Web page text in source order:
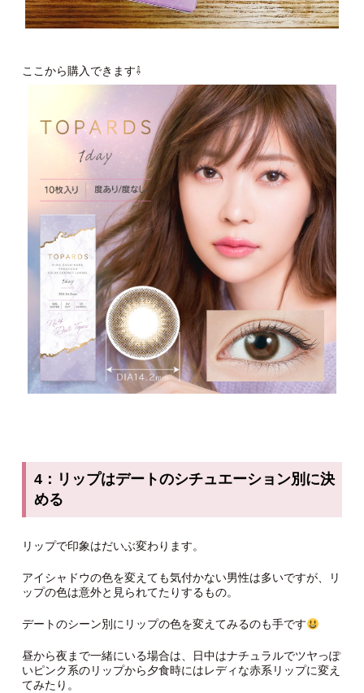
ここから購入できます⇩
4：リップはデートのシチュエーション別に決
める
リップで印象はだいぶ変わります。
アイシャドウの色を変えても気付かない男性は多いですが、リ
ップの色は意外と見られてたりするもの。
デートのシーン別にリップの色を変えてみるのも手です
昼から夜まで一緒にいる場合は、日中はナチュラルでツヤっぽ
いピンク系のリップから夕食時にはレディな赤系リップに変え
てみたり。